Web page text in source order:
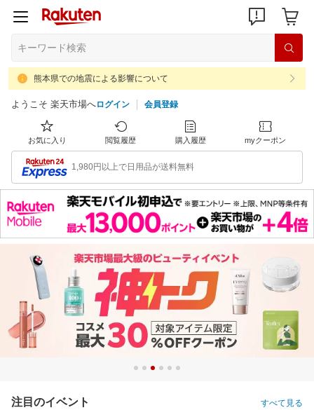
熊本県での地震による影響について
ようこそ 楽天市場へログイン 会員登録
お気に入り 閲覧履歴 購入履歴 myクーポン
1,980円以上で日用品が送料無料
注目のイベント すべて見る